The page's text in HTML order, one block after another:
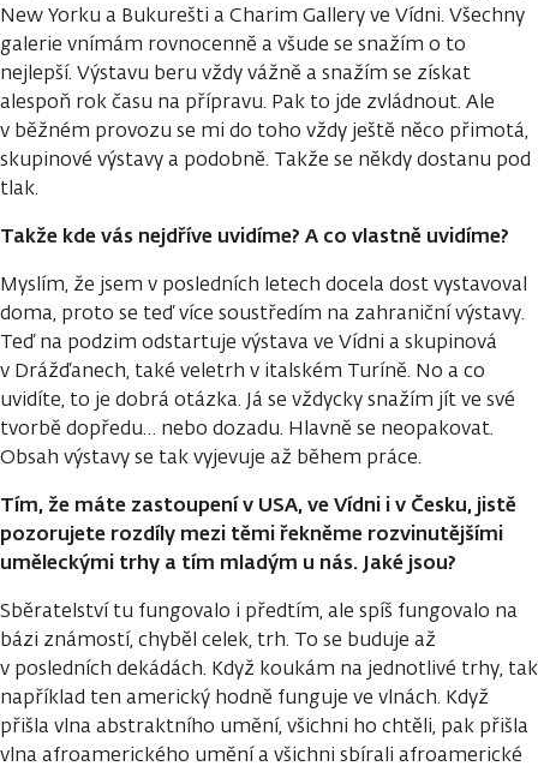
New Yorku a Bukurešti a Charim Gallery ve Vídni. Všechny
galerie vnímám rovnocenně a všude se snažím o to
nejlepší. Výstavu beru vždy vážně a snažím se získat
alespoň rok času na přípravu. Pak to jde zvládnout. Ale
v běžném provozu se mi do toho vždy ještě něco přimotá,
skupinové výstavy a podobně. Takže se někdy dostanu pod
tlak.
Takže kde vás nejdříve uvidíme? A co vlastně uvidíme?
Myslím, že jsem v posledních letech docela dost vystavoval
doma, proto se teď více soustředím na zahraniční výstavy.
Teď na podzim odstartuje výstava ve Vídni a skupinová
v Drážďanech, také veletrh v italském Turíně. No a co
uvidíte, to je dobrá otázka. Já se vždycky snažím jít ve své
tvorbě dopředu… nebo dozadu. Hlavně se neopakovat.
Obsah výstavy se tak vyjevuje až během práce.
Tím, že máte zastoupení v USA, ve Vídni i v Česku, jistě
pozorujete rozdíly mezi těmiřekněme rozvinutějšími
uměleckými trhy a tím mladým u nás. Jaké jsou?
Sběratelství tu fungovalo i předtím, ale spíš fungovalo na
bázi známostí, chyběl celek, trh. To se buduje až
v posledních dekádách. Když koukám na jednotlivé trhy, tak
například ten americký hodně funguje ve vlnách. Když
přišla vlna abstraktního umění, všichni ho chtěli, pak přišla
vlna afroamerického umění a všichni sbírali afroamerické